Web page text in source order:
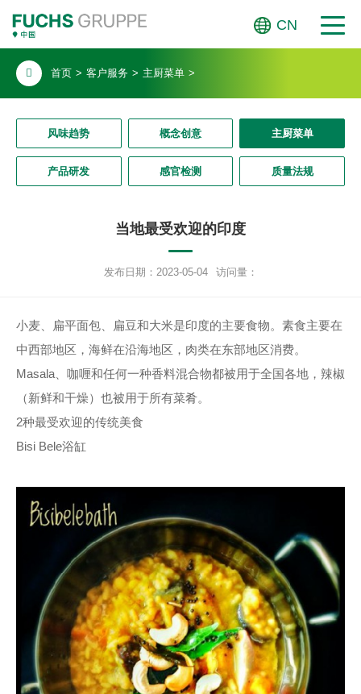
CN
首页 > 客户服务 > 主厨菜单 >
风味趋势 概念创意 主厨菜单
产品研发 感官检测 质量法规
当地最受欢迎的印度
发布日期：2023-05-04 访问量：
小麦、扁平面包、扁豆和大米是印度的主要食物。素食主要在
中西部地区，海鲜在沿海地区，肉类在东部地区消费。
Masala、咖喱和任何一种香料混合物都被用于全国各地，辣椒
（新鲜和干燥）也被用于所有菜肴。
2种最受欢迎的传统美食
Bisi Bele浴缸